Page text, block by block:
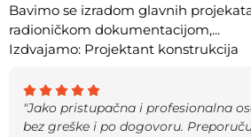
Bavimo se izradom glavnih
radioničkom dokumentacijom,...
Izdvajamo: Projektant konstrukcija
"Jako pristupačna i profesionalna
bez greške i po dogovoru.